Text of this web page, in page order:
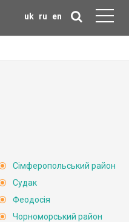
uk ru en
Сімферопольський район
Судак
Феодосія
Чорноморський район